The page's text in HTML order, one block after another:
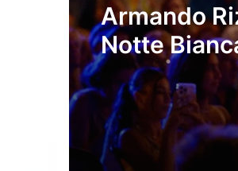
Armando
Notte
Velia